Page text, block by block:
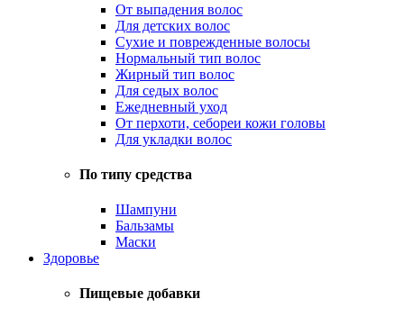
От выпадения волос
Для детских волос
Сухие и поврежденные волосы
Нормальный тип волос
Жирный тип волос
Для седых волос
Ежедневный уход
От перхоти, себореи кожи головы
Для укладки волос
По типу средства
Шампуни
Бальзамы
Маски
Здоровье
Пищевые добавки